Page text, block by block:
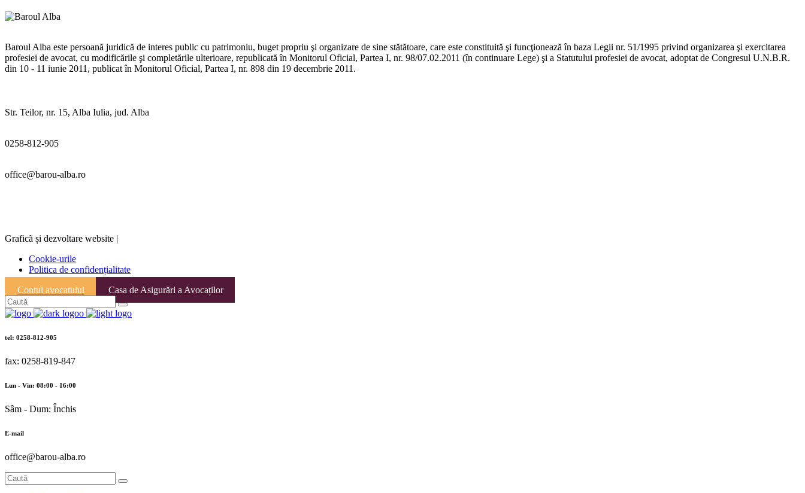
Baroul Alba este persoană juridică de interes public cu patrimoniu, buget propriu şi organizare de sine stătătoare, care este constituită şi funcţionează în baza Legii nr. 51/1995 privind organizarea şi exercitarea
profesiei de avocat, cu modificările şi completările ulterioare, republicată în Monitorul Oficial, Partea I, nr. 98/07.02.2011 (în continuare Lege) şi a Statutului profesiei de avocat, adoptat de Congresul U.N.B.R.
din 10 - 11 iunie 2011, publicat în Monitorul Oficial, Partea I, nr. 898 din 19 decembrie 2011.
Str. Teilor, nr. 15, Alba Iulia, jud. Alba
0258-812-905
office@barou-alba.ro
Graficã și dezvoltare website |
Cookie-urile
Politica de confidențialitate
Contul avocatului
Casa de Asigurări a Avocaților
tel: 0258-812-905
fax: 0258-819-847
Lun - Vin: 08:00 - 16:00
Sâm - Dum: Închis
E-mail
office@barou-alba.ro